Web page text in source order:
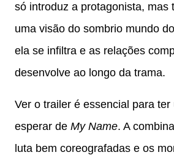
só introduz a protagonista, mas
uma visão do sombrio mundo
ela se infiltra e as relações
desenvolve ao longo da trama.
Ver o trailer é essencial para
esperar de My Name. A
luta bem coreografadas e os